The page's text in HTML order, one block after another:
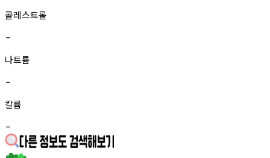
콜레스트롤
-
나트륨
-
칼륨
-